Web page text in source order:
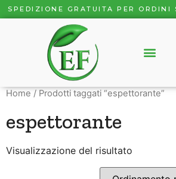
SPEDIZIONE GRATUITA PER ORDINI
Home / Prodotti taggati “espettorante”
espettorante
Visualizzazione del risultato